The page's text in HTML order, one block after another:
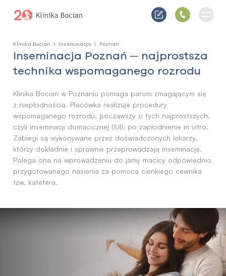
Klinika Bocian Inseminacja Poznan
Inseminacja Poznań ─ najprostsza
technika wspomaganego rozrodu
Klinika Bocian w Poznaniu pomaga parom zmagającym się
z niepłodnością. Placówka realizuje procedury
wspomaganego rozrodu, począwszy o tych najprostszych,
czyli inseminacji domacicznej (IUI), po zapłodnienie in vitro.
Zabiegi są wykonywane przez doświadczonych lekarzy,
którzy dokładnie i sprawnie przeprowadzają inseminację.
Polega ona na wprowadzeniu do jamy macicy odpowiednio
przygotowanego nasienia za pomocą cienkiego cewnika
tzw. katetera.